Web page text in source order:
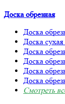
Доска обрезная
Доска
Доска сухая
Доска
Доска
Доска
Доска
Смотреть